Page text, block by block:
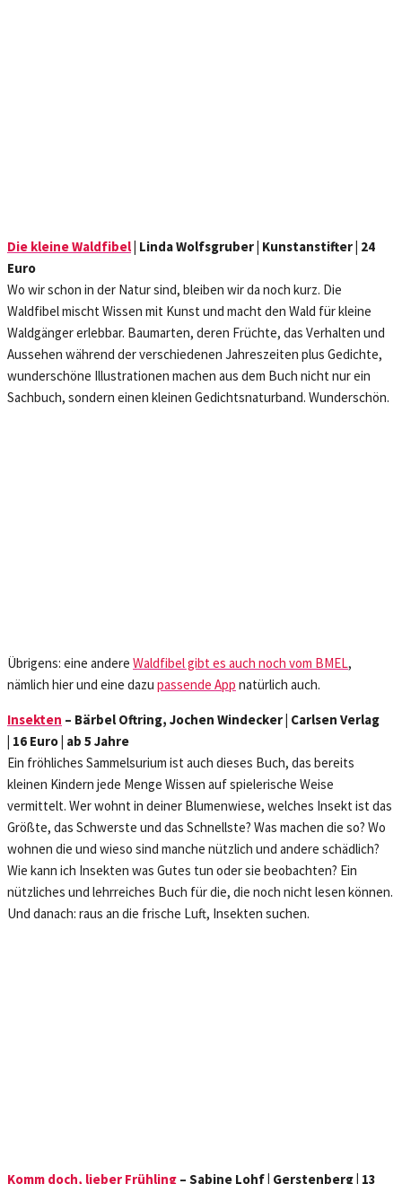
Die kleine Waldfibel | Linda Wolfsgruber | Kunstanstifter | 24
Euro
Wo wir schon in der Natur sind, bleiben wir da noch kurz. Die
Waldfibel mischt Wissen mit Kunst und macht den Wald für kleine
Waldgänger erlebbar. Baumarten, deren Früchte, das Verhalten und
Aussehen während der verschiedenen Jahreszeiten plus Gedichte,
wunderschöne Illustrationen machen aus dem Buch nicht nur ein
Sachbuch, sondern einen kleinen Gedichtsnaturband. Wunderschön.
Übrigens: eine andere Waldfibel gibt es auch noch vom BMEL,
nämlich hier und eine dazu passende App natürlich auch.
Insekten – Bärbel Oftring, Jochen Windecker | Carlsen Verlag
| 16 Euro | ab 5 Jahre
Ein fröhliches Sammelsurium ist auch dieses Buch, das bereits
kleinen Kindern jede Menge Wissen auf spielerische Weise
vermittelt. Wer wohnt in deiner Blumenwiese, welches Insekt ist das
Größte, das Schwerste und das Schnellste? Was machen die so? Wo
wohnen die und wieso sind manche nützlich und andere schädlich?
Wie kann ich Insekten was Gutes tun oder sie beobachten? Ein
nützliches und lehrreiches Buch für die, die noch nicht lesen können.
Und danach: raus an die frische Luft, Insekten suchen.
Komm doch, lieber Frühling – Sabine Lohf | Gerstenberg | 13